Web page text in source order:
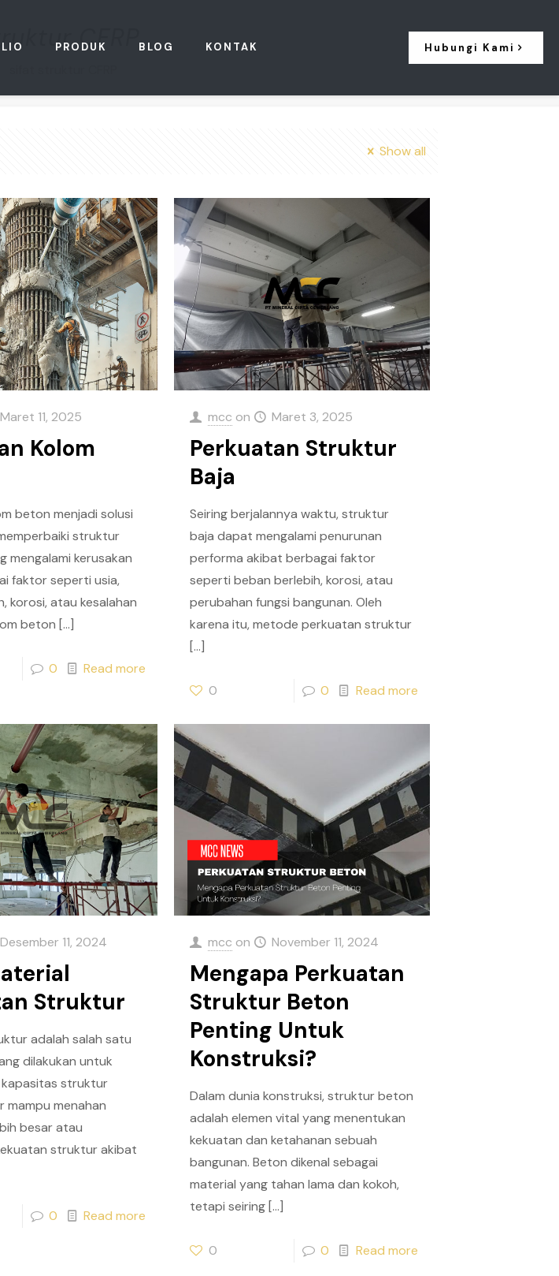
PRODUK BLOG KONTAK Hubungi Kami
CFRP
Show all
Maret 11, 2025
Kolom
beton menjadi solusi
struktur
mengalami kerusakan
faktor seperti usia,
korosi, atau kesalahan
beton […]
0 Read more
mcc on Maret 3, 2025
Perkuatan Struktur
Baja
Seiring berjalannya waktu, struktur
baja dapat mengalami penurunan
performa akibat berbagai faktor
seperti beban berlebih, korosi, atau
perubahan fungsi bangunan. Oleh
karena itu, metode perkuatan struktur
[…]
0 0 Read more
Desember 11, 2024
Struktur
adalah salah satu
dilakukan untuk
struktur
mampu menahan
besar atau
struktur akibat
0 Read more
mcc on November 11, 2024
Mengapa Perkuatan
Struktur Beton
Penting Untuk
Konstruksi?
Dalam dunia konstruksi, struktur beton
adalah elemen vital yang menentukan
kekuatan dan ketahanan sebuah
bangunan. Beton dikenal sebagai
material yang tahan lama dan kokoh,
tetapi seiring[…]
0 0 Read more